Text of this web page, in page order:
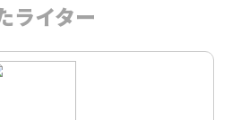
ライター